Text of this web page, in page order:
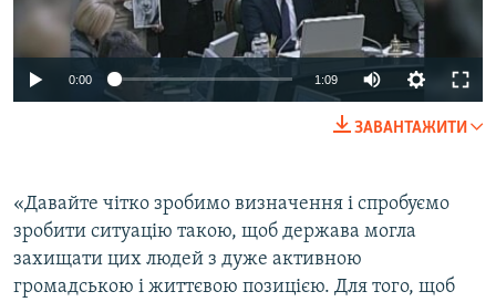
0:00 1:09
ЗАВАНТАЖИТИ
«Давайте чітко зробимо визначення і спробуємо
зробити ситуацію такою, щоб держава могла
захищати цих людей з дуже активною
громадською і життєвою позицією. Для того, щоб